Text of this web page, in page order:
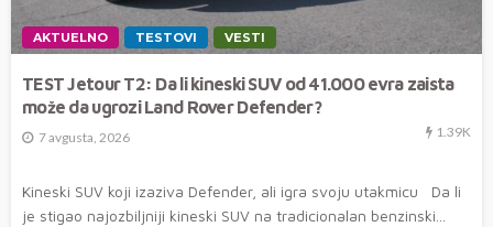
AKTUELNO TESTOVI VESTI
TEST Jetour T2: Da li kineski SUV od 41.000 evra zaista
može da ugrozi Land Rover Defender?
7 avgusta, 2026 1.39K
Kineski SUV koji izaziva Defender, ali igra svoju utakmicu Da li
je stigao najozbiljniji kineski SUV na tradicionalan benzinski...